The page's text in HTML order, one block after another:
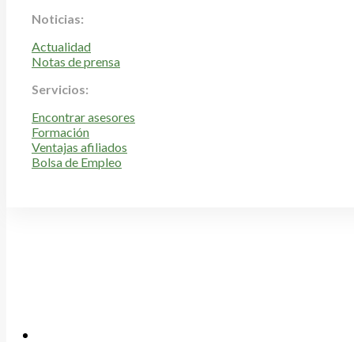
Noticias:
Actualidad
Notas de prensa
Servicios:
Encontrar asesores
Formación
Ventajas afiliados
Bolsa de Empleo